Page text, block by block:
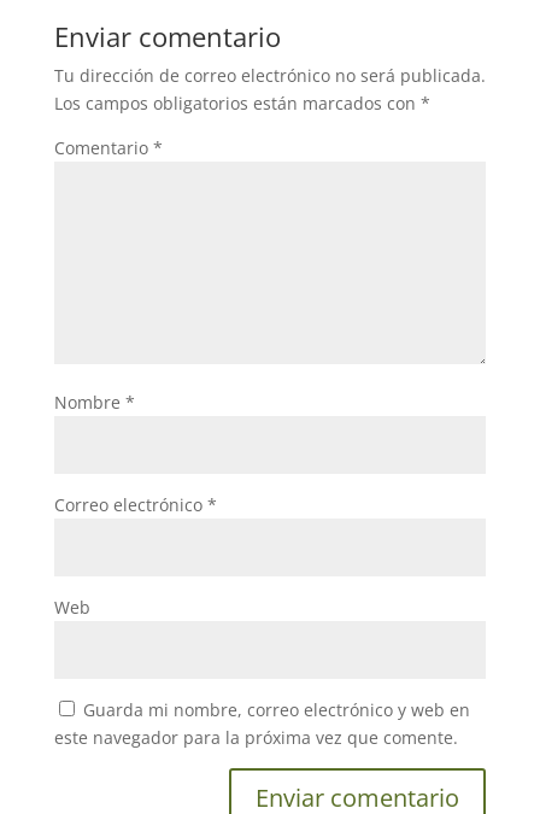
Enviar comentario
Tu dirección de correo electrónico no será publicada.
Los campos obligatorios están marcados con *
Comentario *
Nombre *
Correo electrónico *
Web
Guarda mi nombre, correo electrónico y web en
este navegador para la próxima vez que comente.